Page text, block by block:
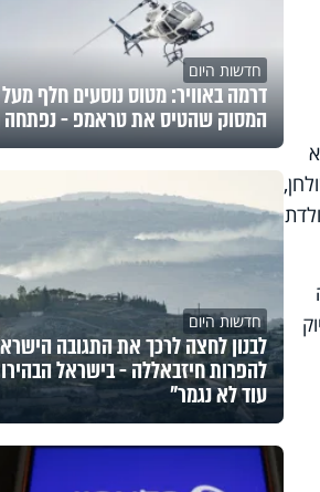
חדשות היום
דרמה באוויר: מטוס נוסעים חלף מעל
המסוק שהטיס את טראמפ - נפתחה
חדשות היום
לבנון לחצה לרכך את התגובה
להפרות חיזבאללה - בישראל
עוד לא נגמר"